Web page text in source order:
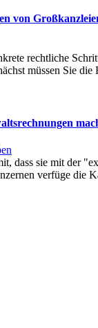
von
rechtliche
müssen Sie
dass sie mit der
verfüge die